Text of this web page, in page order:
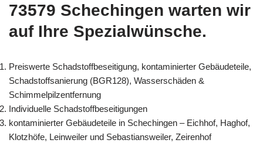
73579 Schechingen warten wir
auf Ihre Spezialwünsche.
Preiswerte Schadstoffbeseitigung, kontaminierter Gebäudeteile,
Schadstoffsanierung (BGR128), Wasserschäden &
Schimmelpilzentfernung
Individuelle Schadstoffbeseitigungen
kontaminierter Gebäudeteile in Schechingen – Eichhof, Haghof,
Klotzhöfe, Leinweiler und Sebastiansweiler, Zeirenhof